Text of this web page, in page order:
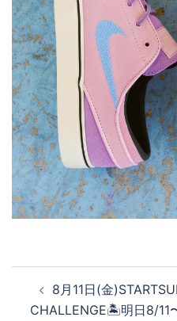
8月11日(金
CHALLENGE🏝明日8/11